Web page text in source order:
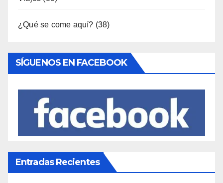
Política Turística(146)
¿Qué se come aquí?(38)
SÍGUENOS EN FACEBOOK